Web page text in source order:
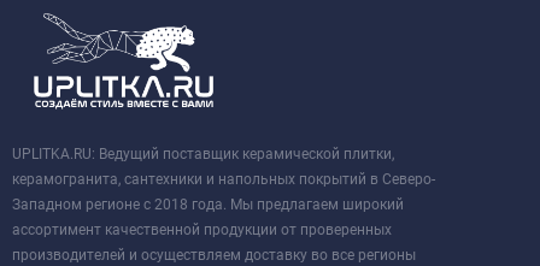
UPLITKA.RU: Ведущий поставщик керамической плитки,
керамогранита, сантехники и напольных покрытий в Северо-
Западном регионе с 2018 года. Мы предлагаем широкий
ассортимент качественной продукции от проверенных
производителей и осуществляем доставку во все регионы